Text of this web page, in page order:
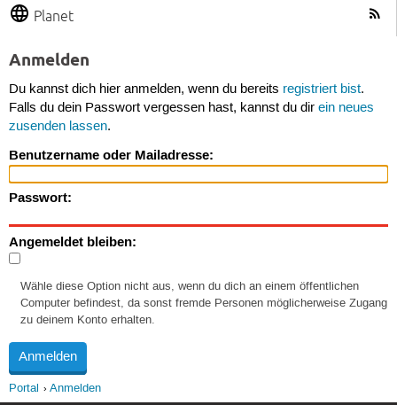
Planet
Anmelden
Du kannst dich hier anmelden, wenn du bereits registriert bist.
Falls du dein Passwort vergessen hast, kannst du dir ein neues
zusenden lassen.
Benutzername oder Mailadresse:
Passwort:
Angemeldet bleiben:
Wähle diese Option nicht aus, wenn du dich an einem öffentlichen
Computer befindest, da sonst fremde Personen möglicherweise Zugang
zu deinem Konto erhalten.
Portal Anmelden